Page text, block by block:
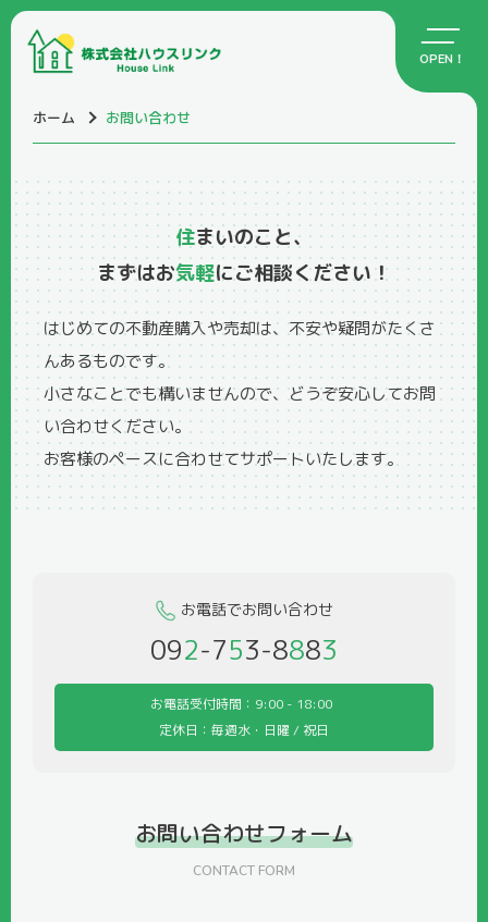
ホーム お問い合わせ
住まいのこと、
まずはお気軽にご相談ください！
はじめての不動産購入や売却は、不安や疑問がたくさ
んあるものです。
小さなことでも構いませんので、どうぞ安心してお問
い合わせください。
お客様のペースに合わせてサポートいたします。
お問い合わせフォーム
CONTACT FORM
お電話でお問い合わせ
092-753-8883
お電話受付時間：9:00 - 18:00
定休日：毎週水・日曜 / 祝日